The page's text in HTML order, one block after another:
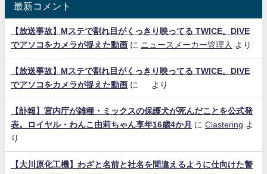
最新コメント
【放送事故】Mステで割れ目がくっきり映ってる TWICE。DIVE
でアソコをカメラが捉えた動画 に ニュースメーカー管理人 より
【放送事故】Mステで割れ目がくっきり映ってる TWICE。DIVE
でアソコをカメラが捉えた動画 に より
【訃報】宮内庁が雑種・ミックスの保護犬が死んだことを公式発
表。ロイヤル・わんこ由莉ちゃん享年16歳4か月
に Clastering よ
り
【大川原化工機】わざと名前と社名を間違えるように仕向けた警